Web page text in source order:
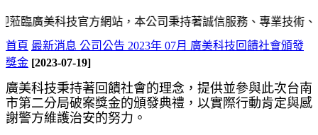
廣美科技官方網站，本公司秉持著誠信服務、專業技術、創新
首頁 最新消息 公司公告 2023年 07月 廣美科技回饋社會頒發
獎金 [2023-07-19]
廣美科技秉持著回饋社會的理念，提供並參與此次台南
市第二分局破案獎金的頒發典禮，以實際行動肯定與感
謝警方維護治安的努力。